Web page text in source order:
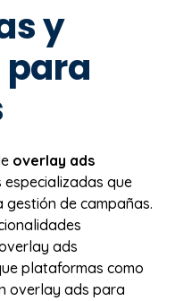
y
overlay ads
que
de campañas.
ads
plataformas como
overlay ads para